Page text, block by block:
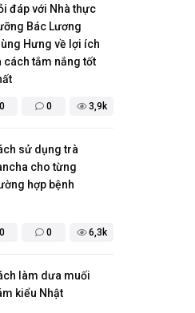
0 0 3,9k
đáp với Nhà thực
Bác Lương
Hưng về lợi ích
cách tắm nắng tốt
0 0 6,3k
sử dụng trà
cho từng
hợp bệnh
làm dưa muối
kiểu Nhật